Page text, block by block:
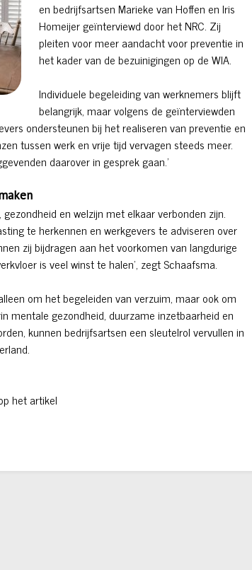
en bedrijfsartsen Marieke van Hoffen en Iris
Homeijer geïnterviewd door het NRC. Zij
pleiten voor meer aandacht voor preventie in
het kader van de bezuinigingen op de WIA.
Individuele begeleiding van werknemers blijft
belangrijk, maar volgens de geïnterviewden
ondersteunen bij het realiseren van preventie en
tussen werk en vrije tijd vervagen steeds meer.
daarover in gesprek gaan.’
en welzijn met elkaar verbonden zijn.
te herkennen en werkgevers te adviseren over
zij bijdragen aan het voorkomen van langdurige
is veel winst te halen’, zegt Schaafsma.
om het begeleiden van verzuim, maar ook om
mentale gezondheid, duurzame inzetbaarheid en
kunnen bedrijfsartsen een sleutelrol vervullen in
het artikel